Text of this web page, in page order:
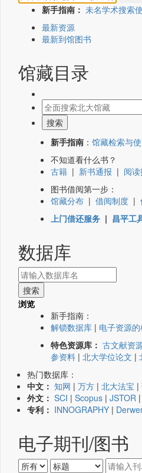
新手指南： 未名学术搜索
最新资源
最新到馆图书
馆藏目录
新手指南 ： 馆藏检索与
不知道看什么书？
古籍 | 新书通报 | 阅
图书借阅第一步：
馆藏分布 | 借阅制度 |
上门借还服务 | 昌平工
数据库
浏览
新手指南：
解锁数据库 | 电子资源
特色资源库： 古文献资
参资料 | 北大学位论文 |
热门数据库：
中文： 知网 | 万方 | 北大法宝 |
外文： SCI | Scopus | JSTOR |
专利： INNOGRAPHY |
电子期刊/图书